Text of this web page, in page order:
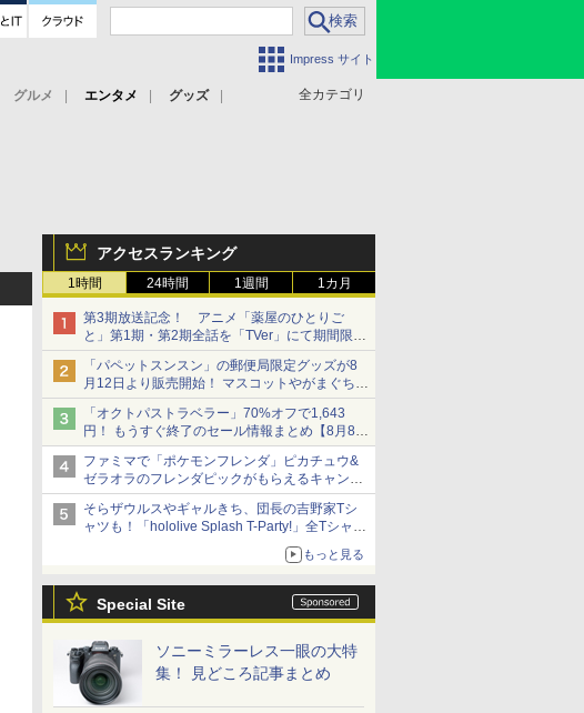
Impress サイト
全カテゴリ
グルメ エンタメ
グッズ
アクセスランキング
1時間 24時間 1週間 1カ月
第3期放送記念！ アニメ「薬屋のひとりご
と」第1期・第2期全話を「TVer」にて期間限定
で順次無料配信開始
「パペットスンスン」の郵便局限定グッズが8
月12日より販売開始！ マスコットやがまぐち、
レターセットなどが登場
「オクトパストラベラー」70%オフで1,643
円！ もうすぐ終了のセール情報まとめ【8月8日
更新】
ニンテンドーeショップでは「大神 絶景版」が
67%オフで990円
ファミマで「ポケモンフレンダ」ピカチュウ&
ゼラオラのフレンダピックがもらえるキャンペ
ーン開催！
そらザウルスやギャルきち、団長の吉野家Tシ
ャツも！「hololive Splash T-Party!」全Tシャツ
ラインナップ公開＆オンライン販売開始
もっと見る
Special Site
ソニーミラーレス一眼の大特
集！ 見どころ記事まとめ